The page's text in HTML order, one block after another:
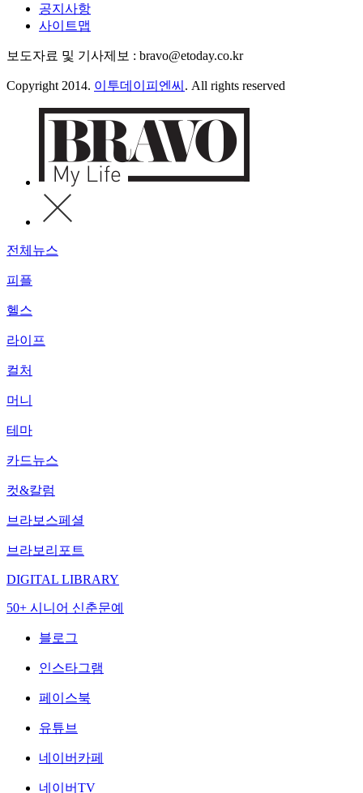
공지사항
사이트맵
보도자료 및 기사제보 : bravo@etoday.co.kr
Copyright 2014. 이투데이피엔씨 . All rights reserved
전체뉴스
피플
헬스
라이프
컬처
머니
테마
카드뉴스
컷&칼럼
브라보스페셜
브라보리포트
DIGITAL LIBRARY
50+ 시니어 신춘문예
블로그
인스타그램
페이스북
유튜브
네이버카페
네이버TV